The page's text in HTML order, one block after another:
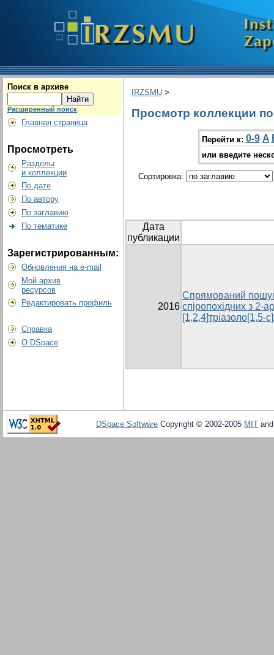
Поиск в архиве
Расширенный поиск
Главная страница
Просмотреть
Разделы
и коллекции
По дате
По автору
По заглавию
По тематике
Зарегистрированным:
Обновления на e-mail
Мой архив
ресурсов
Редактировать профиль
Справка
О DSpace
IRZSMU >
Просмотр коллекции
Перейти к: 0-9 A
или введите
Сортировка:
Дата
публикации
2016
Спрямований
спіропохідних з 2-
[1,2,4]тріазоло[1,5-
DSpace Software Copyright © 2002-2005 MIT